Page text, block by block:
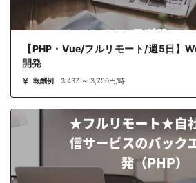
【PHP・Vue/フルリモート/週5日】
開発
報酬例 3,437 ～ 3,750円/時